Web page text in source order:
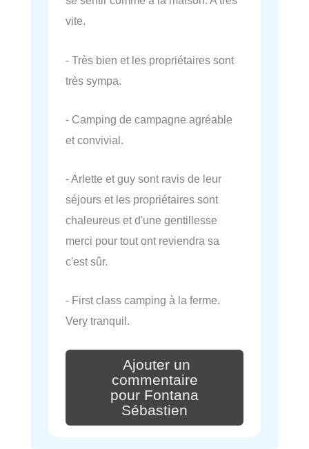
vite.
- Très bien et les propriétaires sont
très sympa.
- Camping de campagne agréable
et convivial.
- Arlette et guy sont ravis de leur
séjours et les propriétaires sont
chaleureus et d'une gentillesse
merci pour tout ont reviendra sa
c'est sûr.
- First class camping à la ferme.
Very tranquil.
Ajouter un
commentaire
pour Fontana
Sébastien